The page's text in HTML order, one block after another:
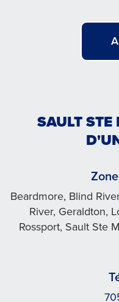
SAULT
Beardmore, Blind
River, Geraldton,
Rossport, Sault Ste